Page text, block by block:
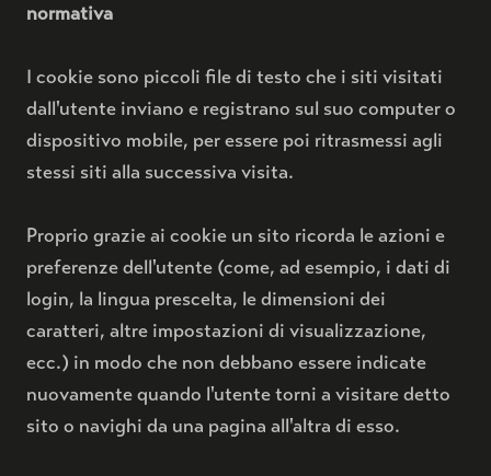
ACQUISTA
L'IDEA
CONTATTI
normativa
I cookie sono piccoli file di testo che i siti visitati
dall'utente inviano e registrano sul suo computer o
dispositivo mobile, per essere poi ritrasmessi agli
stessi siti alla successiva visita.
Proprio grazie ai cookie un sito ricorda le azioni e
preferenze dell'utente (come, ad esempio, i dati di
login, la lingua prescelta, le dimensioni dei
caratteri, altre impostazioni di visualizzazione,
ecc.) in modo che non debbano essere indicate
nuovamente quando l'utente torni a visitare detto
sito o navighi da una pagina all'altra di esso.